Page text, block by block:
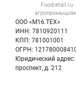
Foodretail.ru
ООО «М16.ТЕХ»
ИНН: 7810920111
КПП: 781001001
ОГРН:
Юридический адрес:
проспект, д. 212